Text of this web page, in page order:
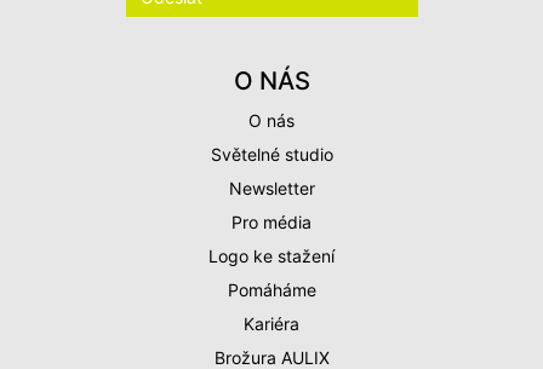
O NÁS
O nás
Světelné studio
Newsletter
Pro média
Logo ke stažení
Pomáháme
Kariéra
Brožura AULIX